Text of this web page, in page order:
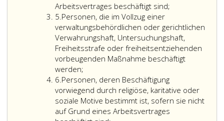
Personen
einschließlich
der
Lehrlinge
und
der
ohne
Unterschied
des
Alters.
Arbeitsvertrages beschäftigt sind;
5.Ziffer
5
Personen, die im Vollzug einer
verwaltungsbehördlichen oder gerichtlichen
Verwahrungshaft, Untersuchungshaft,
Freiheitsstrafe oder freiheitsentziehenden
vorbeugenden Maßnahme beschäftigt
werden;
6.Ziffer
6
Personen, deren Beschäftigung
vorwiegend durch religiöse, karitative oder
soziale Motive bestimmt ist, sofern sie nicht
auf Grund eines Arbeitsvertrages